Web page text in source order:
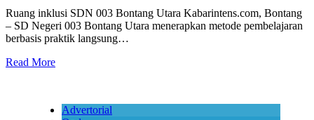
Ruang inklusi SDN 003 Bontang Utara Kabarintens.com, Bontang
– SD Negeri 003 Bontang Utara menerapkan metode pembelajaran
berbasis praktik langsung…
Read More
Advertorial